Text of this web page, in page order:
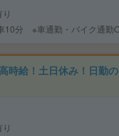
10分 ※車通勤・バイク通勤
時給！土日休み！日勤